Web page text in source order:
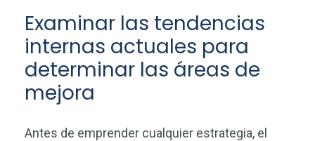
Examinar las tendencias
internas actuales para
determinar las áreas de
mejora
Antes de emprender cualquier estrategia, el